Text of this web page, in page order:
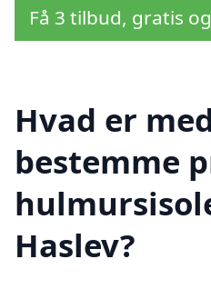
Få 3 tilbud, gratis
Hvad er
bestemme
Haslev?